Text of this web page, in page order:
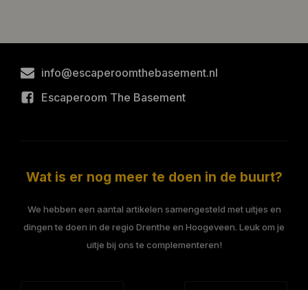
info@escaperoomthebasement.nl
Escaperoom The Basement
Wat is er nog meer te doen in de buurt?
We hebben een aantal artikelen samengesteld met uitjes en
dingen te doen in de regio Drenthe en Hoogeveen. Leuk om je
uitje bij ons te complementeren!